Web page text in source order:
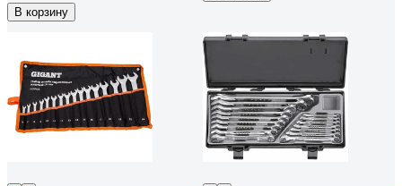
В корзину